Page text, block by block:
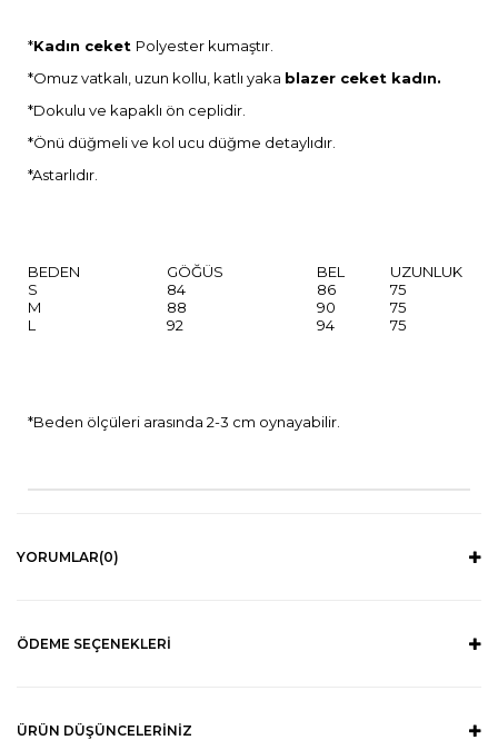
*Kadın ceket Polyester kumaştır.
*Omuz vatkalı, uzun kollu, katlı yaka blazer ceket kadın.
*Dokulu ve kapaklı ön ceplidir.
*Önü düğmeli ve kol ucu düğme detaylıdır.
*Astarlıdır.
BEDEN GÖĞÜS BEL
UZUNLUK
S
84 86
75
M
88 90
75
L
92 94 75
*Beden ölçüleri arasında 2-3 cm oynayabilir.
YORUMLAR(0)
ÖDEME SEÇENEKLERI
ÜRÜN DÜŞÜNCELERINIZ